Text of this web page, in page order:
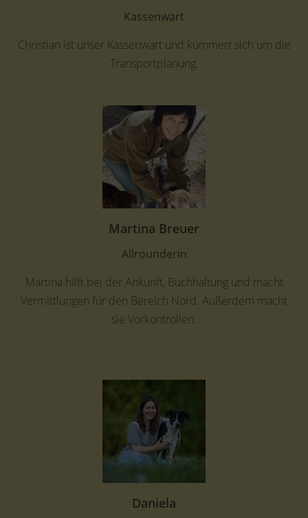
Kassenwart
Christian ist unser Kassenwart und kümmert sich um die
Transportplanung.
Martina Breuer
Allrounderin
Martina hilft bei der Ankunft, Buchhaltung und macht
Vermittlungen für den Bereich Nord. Außerdem macht
sie Vorkontrollen.
Daniela